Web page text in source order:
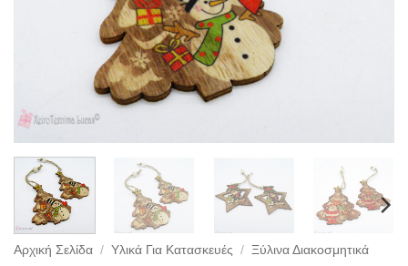
Αρχική Σελίδα / Υλικά Για Κατασκευές / Ξύλινα Διακοσμητικά